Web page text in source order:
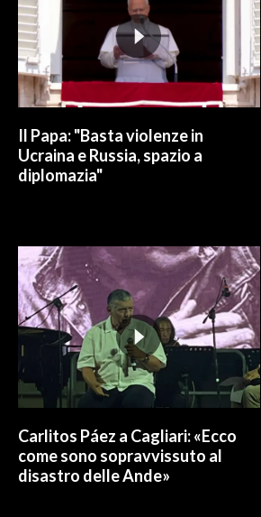
Il Papa: "Basta violenze in
Ucraina e Russia, spazio a
diplomazia"
Carlitos Páez a Cagliari: «Ecco
come sono sopravvissuto al
disastro delle Ande»